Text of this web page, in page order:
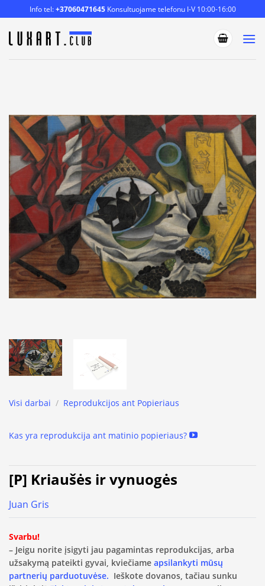
to
content
Info tel:+37060471645Konsultuojame telefonu I-V 10:00-16:00
Visi darbai / Reprodukcijos ant Popieriaus
Kas yra reprodukcija ant matinio popieriaus?
[P] Kriaušės ir vynuogės
Juan Gris
Svarbu!
– Jeigu norite įsigyti jau pagamintas reprodukcijas, arba
užsakymą pateikti gyvai, kviečiame apsilankyti mūsų
partnerių parduotuvėse. Ieškote dovanos, tačiau sunku